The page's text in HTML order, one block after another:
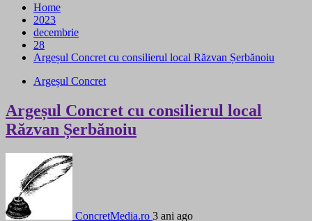
Home
2023
decembrie
28
Argeșul Concret cu consilierul local Răzvan Șerbănoiu
Argeșul Concret
Argeșul Concret cu consilierul local
Răzvan Șerbănoiu
ConcretMedia.ro 3 ani ago